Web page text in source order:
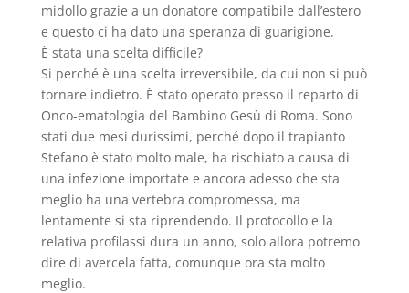
midollo grazie a un donatore compatibile dall’estero
e questo ci ha dato una speranza di guarigione.
È stata una scelta difficile?
Si perché è una scelta irreversibile, da cui non si può
tornare indietro. È stato operato presso il reparto di
Onco-ematologia del Bambino Gesù di Roma. Sono
stati due mesi durissimi, perché dopo il trapianto
Stefano è stato molto male, ha rischiato a causa di
una infezione importate e ancora adesso che sta
meglio ha una vertebra compromessa, ma
lentamente si sta riprendendo. Il protocollo e la
relativa profilassi dura un anno, solo allora potremo
dire di avercela fatta, comunque ora sta molto
meglio.